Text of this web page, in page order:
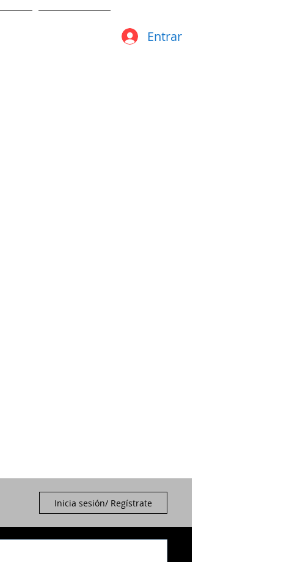
Entrar
Inicia sesión/ Regístrate